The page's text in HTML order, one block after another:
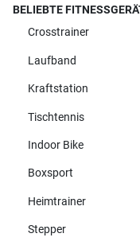
BELIEBTE
Crosstrainer
Laufband
Kraftstation
Tischtennis
Indoor Bike
Boxsport
Heimtrainer
Stepper